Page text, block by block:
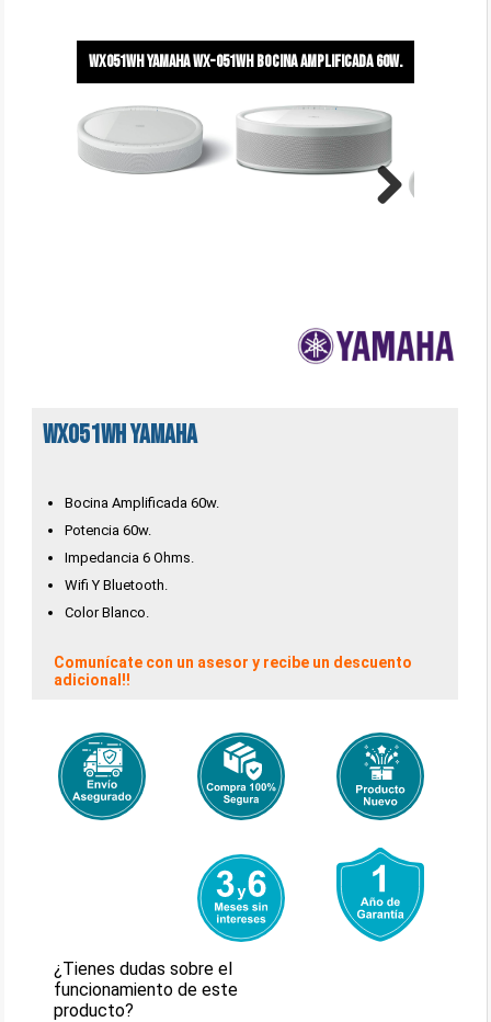
WX051WH Yamaha wx-051wh bocina amplificada 60w.
WX051WH Yamaha
Bocina Amplificada 60w.
Potencia 60w.
Impedancia 6 Ohms.
Wifi Y Bluetooth.
Color Blanco.
Comunícate con un asesor y recibe un descuento
adicional!!
¿Tienes dudas sobre el
funcionamiento de este
producto?